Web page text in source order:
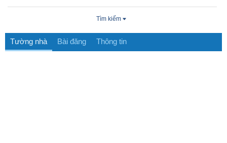
Tìm kiếm
Tường nhà Bài đăng Thông tin